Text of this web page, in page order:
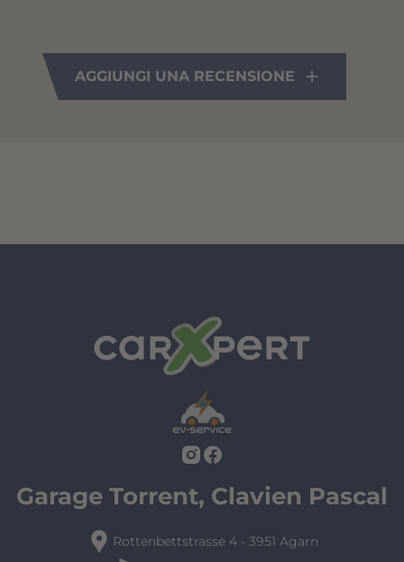
AGGIUNGI UNA RECENSIONE
Garage Torrent, Clavien Pascal
location_pin Rottenbettstrasse 4 - 3951 Agarn